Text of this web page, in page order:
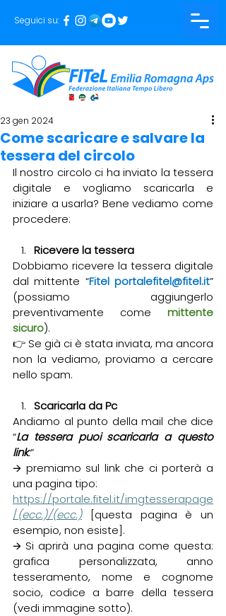
Seguici su:
Come scaricare e salvare la
tessera del circolo
23 gen 2024
Il nostro circolo ci ha inviato la tessera
digitale e vogliamo scaricarla e
iniziare a usarla? Bene vediamo come
procedere:
Ricevere la tessera
Dobbiamo ricevere la tessera digitale
dal mittente “Fitel portalefitel@fitel.it”
(possiamo aggiungerlo
preventivamente come mittente
sicuro).
👉 Se già ci è stata inviata, ma ancora
non la vediamo, proviamo a cercare
nello spam.
Scaricarla da Pc
Andiamo al punto della mail che dice
“La tessera puoi scaricarla a questo
link:”
🡪 premiamo sul link che ci porterà a
una pagina tipo:
https://portale.fitel.it/imgtesserapage
/(ecc.)/(ecc.) [questa pagina è un
esempio, non esiste].
🡪 Si aprirà una pagina come questa:
grafica personalizzata, anno
tesseramento, nome e cognome
socio, codice a barre della tessera
(vedi immagine sotto).